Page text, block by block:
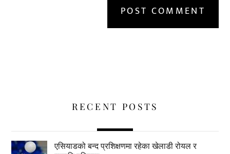
RECENT POSTS
एसियाडको बन्द प्रशिक्षणमा रहेका खेलाडी रोयल र